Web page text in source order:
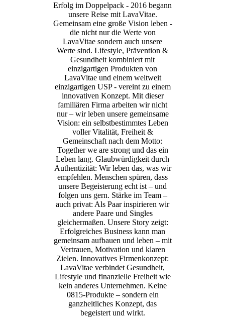
Erfolg im Doppelpack - 2016 begann
unsere Reise mit LavaVitae.
Gemeinsam eine große Vision leben -
die nicht nur die Werte von
LavaVitae sondern auch unsere
Werte sind. Lifestyle, Prävention &
Gesundheit kombiniert mit
einzigartigen Produkten von
LavaVitae und einem weltweit
einzigartigen USP - vereint zu einem
innovativen Konzept. Mit dieser
familiären Firma arbeiten wir nicht
nur – wir leben unsere gemeinsame
Vision: ein selbstbestimmtes Leben
voller Vitalität, Freiheit &
Gemeinschaft nach dem Motto:
Together we are strong und das ein
Leben lang. Glaubwürdigkeit durch
Authentizität: Wir leben das, was wir
empfehlen. Menschen spüren, dass
unsere Begeisterung echt ist – und
folgen uns gern. Stärke im Team –
auch privat: Als Paar inspirieren wir
andere Paare und Singles
gleichermaßen. Unsere Story zeigt:
Erfolgreiches Business kann man
gemeinsam aufbauen und leben – mit
Vertrauen, Motivation und klaren
Zielen. Innovatives Firmenkonzept:
LavaVitae verbindet Gesundheit,
Lifestyle und finanzielle Freiheit wie
kein anderes Unternehmen. Keine
0815-Produkte – sondern ein
ganzheitliches Konzept, das
begeistert und wirkt.